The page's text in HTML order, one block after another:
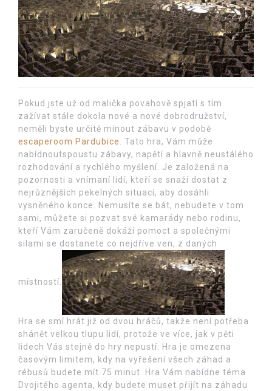
Pokud jste už od malička povahově spjatí s tím
zažívat stále dokola nové a nové dobrodružství,
neměli byste určitě minout zábavu v podobě
escaperoom Pardubice
. Tato hra, Vám může
nabídnoutspoustu zábavy, napětí a hlavně neustálého
rozhodování a rychlého myšlení. Je založená na
pozornosti a vnímaní lidí, kteří se snaží dostat z
nejrůznějších pekelných situací, aby dosáhli
vysněného konce. Nemusíte se bát, nebudete v tom
sami, můžete si pozvat své kamarády nebo rodinu,
kteří Vám zaručeně dokáží pomoct a společnými
silami se dostanete co nejdříve ven, z daných
místností.
Hra se smí hrát již od dvou hráčů, takže není potřeba
shánět velkou tlupu lidí, protože ve více, jak v pěti
lidech Vás stejně do hry nepustí. Hra je omezena
časovým limitem, kdy na vyřešení všech záhad a
rébusů budete mít 75 minut. Hra Vám nabídne téma
Dvojitého agenta, kdy budete muset přijít na záhadu